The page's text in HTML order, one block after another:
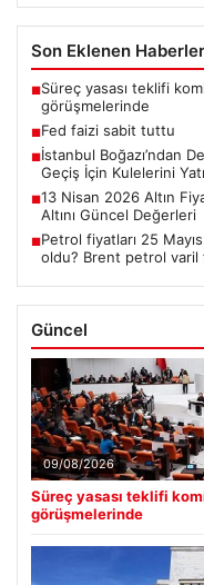
Son Eklenen Haberler
■Süreç yasası teklifi
görüşmelerinde
■Fed faizi sabit tuttu
■İstanbul Boğazı’ndan
Geçiş İçin Kulelerini
■13 Nisan 2026 Altın
Altını Güncel Değerleri
■Petrol fiyatları 25
oldu? Brent petrol varil
Güncel
09/08/2026
Süreç yasası teklifi
görüşmelerinde